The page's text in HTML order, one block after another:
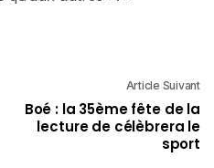
Article Suivant
Boé : la 35ème fête de la
lecture de célèbrera le
sport